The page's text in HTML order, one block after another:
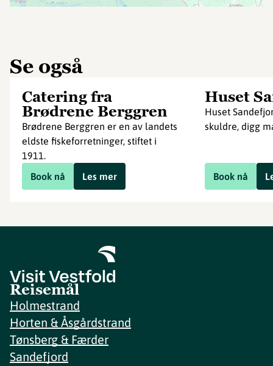
Se også
Catering fra
Brødrene Berggren
Brødrene Berggren er en av landets
eldste fiskeforretninger, stiftet i
1911.
Book nå
Les mer
Huset
Huset
skuldre, digg
Book nå
Reisemål
Holmestrand
Horten & Åsgårdstrand
Tønsberg & Færder
Sandefjord